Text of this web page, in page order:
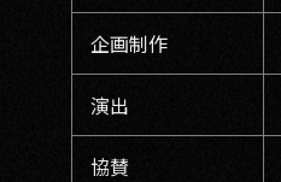
企画制作
演出
協賛